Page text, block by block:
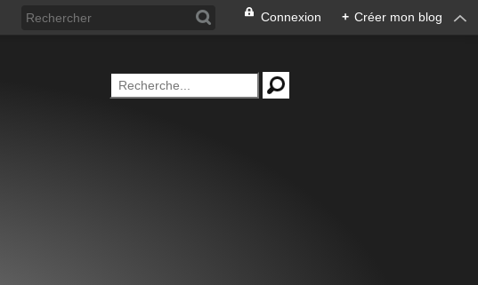
Connexion + Créer mon blog